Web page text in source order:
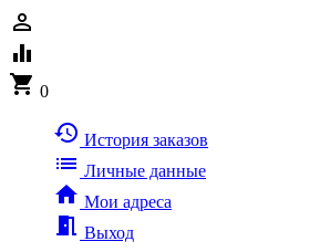
person_outline
equalizer
shopping_cart 0
history История заказов
list Личные данные
home Мои адреса
meeting_room Выход